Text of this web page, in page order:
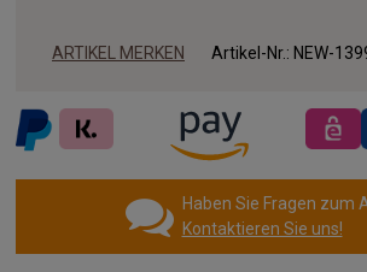
ARTIKEL MERKEN Artikel-Nr.: NEW-
Haben Sie Fragen zum
Kontaktieren Sie uns!